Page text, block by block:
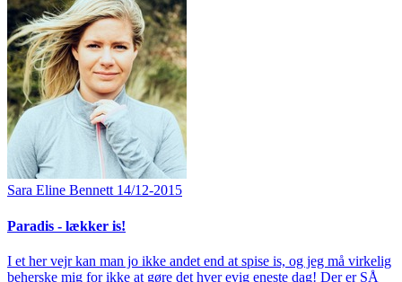
Sara Eline Bennett 14/12-2015
Paradis - lækker is!
I et her vejr kan man jo ikke andet end at spise is, og jeg må virkelig
beherske mig for ikke at gøre det hver evig eneste dag! Der er SÅ